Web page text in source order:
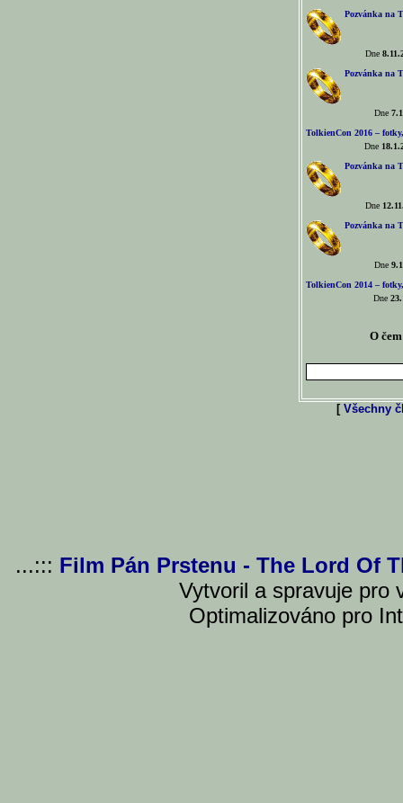
Pozvánka na
Dne
Pozvánka na
Dne
TolkienCon 2016 –
Dne
Pozvánka na
Dne
Pozvánka na
Dne
TolkienCon 2014 –
Dne
O
[ Všechny
...::: Film Pán Prstenu - The Lord Of
Vytvoril a spravuje pro
Optimalizováno pro